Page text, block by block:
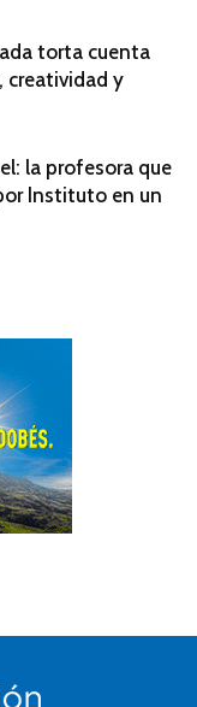
torta cuenta
creatividad y
la profesora que
Instituto en un